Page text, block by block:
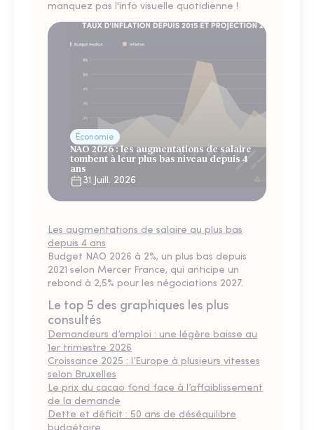
manquez pas l'info visuelle quotidienne !
Économie
NAO 2026 : les augmentations de salaire
tombent à leur plus bas niveau depuis 4
ans
31 Juill. 2026
Les augmentations de salaire au plus bas
depuis 4 ans
Budget NAO 2026 à 2%, un plus bas depuis
2021 selon Mercer France, qui anticipe un
rebond à 2,5% pour les négociations 2027.
Le top 5 des graphiques les plus
consultés
Demandeurs d’emploi : une légère baisse au
1er trimestre 2026
Croissance 2025 : l’Europe à plusieurs vitesses
selon Bruxelles
Le prix du cacao fond face à l’affaiblissement
de la demande
Dette et déficit : 50 ans de déséquilibre